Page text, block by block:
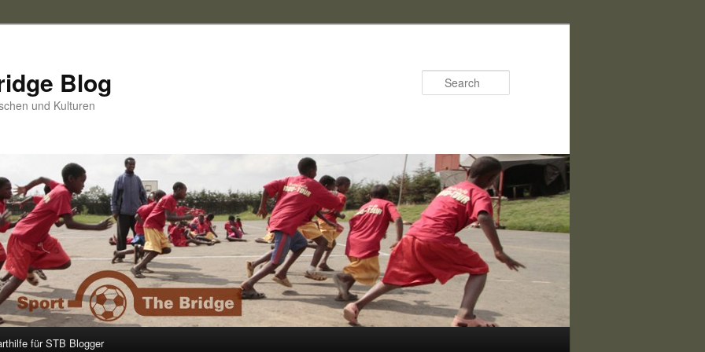
Blog
und Kulturen
für STB Blogger